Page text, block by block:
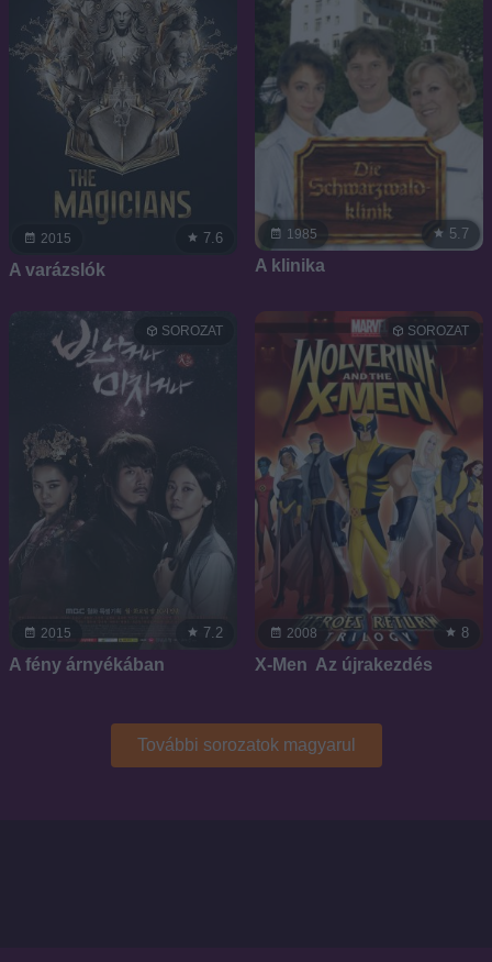
2015 7.6
A varázslók
1985 5.7
A klinika
2015
SOROZAT
7.2
A fény árnyékában
2008
SOROZAT
8
X-Men  Az újrakezdés
További sorozatok magyarul